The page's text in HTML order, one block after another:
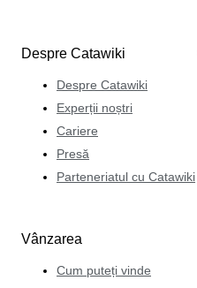
Despre Catawiki
Despre Catawiki
Experții noștri
Cariere
Presă
Parteneriatul cu Catawiki
Vânzarea
Cum puteți vinde